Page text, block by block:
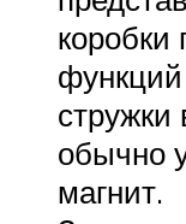
коробки
функций
стружки
обычно
магнит.